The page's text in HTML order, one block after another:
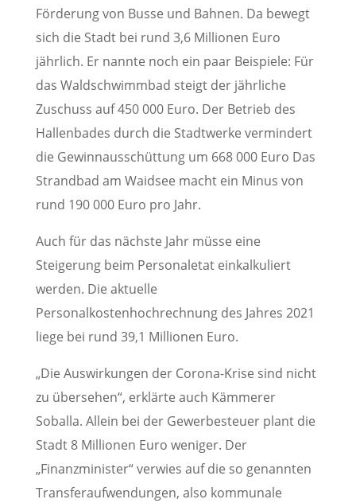
Förderung von Busse und Bahnen. Da bewegt
sich die Stadt bei rund 3,6 Millionen Euro
jährlich. Er nannte noch ein paar Beispiele: Für
das Waldschwimmbad steigt der jährliche
Zuschuss auf 450 000 Euro. Der Betrieb des
Hallenbades durch die Stadtwerke vermindert
die Gewinnausschüttung um 668 000 Euro Das
Strandbad am Waidsee macht ein Minus von
rund 190 000 Euro pro Jahr.
Auch für das nächste Jahr müsse eine
Steigerung beim Personaletat einkalkuliert
werden. Die aktuelle
Personalkostenhochrechnung des Jahres 2021
liege bei rund 39,1 Millionen Euro.
„Die Auswirkungen der Corona-Krise sind nicht
zu übersehen“, erklärte auch Kämmerer
Soballa. Allein bei der Gewerbesteuer plant die
Stadt 8 Millionen Euro weniger. Der
„Finanzminister“ verwies auf die so genannten
Transferaufwendungen, also kommunale